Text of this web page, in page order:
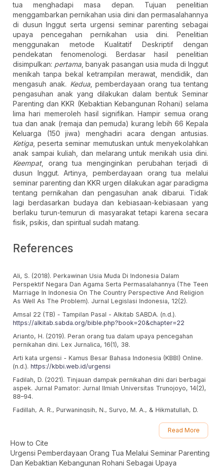
tua menghadapi masa depan. Tujuan penelitian
menggambarkan pernikahan usia dini dan permasalahannya
di dusun Inggut serta urgensi seminar parenting sebagai
upaya pencegahan pernikahan usia dini. Penelitian
menggunakan metode Kualitatif Deskriptif dengan
pendekatan fenomenologi. Berdasar hasil penelitian
disimpulkan: pertama , banyak pasangan usia muda di Inggut
menikah tanpa bekal ketrampilan merawat, mendidik, dan
mengasuh anak. Kedua, pemberdayaan orang tua tentang
pengasuhan anak yang dilakukan dalam bentuk Seminar
Parenting dan KKR (Kebaktian Kebangunan Rohani) selama
lima hari memeroleh hasil signifikan. Hampir semua orang
tua dan anak (remaja dan pemuda) kurang lebih 66 Kepala
Keluarga (150 jiwa) menghadiri acara dengan antusias.
Ketiga , peserta seminar memutuskan untuk menyekolahkan
anak sampai kuliah, dan melarang untuk menikah usia dini.
Keempat, orang tua menginginkan perubahan terjadi di
dusun Inggut. Artinya, pemberdayaan orang tua melalui
seminar parenting dan KKR urgen dilakukan agar paradigma
tentang pernikahan dan pengasuhan anak dibarui. Tidak
lagi berdasarkan budaya dan kebiasaan-kebiasaan yang
berlaku turun-temurun di masyarakat tetapi karena secara
fisik, psikis, dan spiritual sudah matang.
References
Ali, S. (2018). Perkawinan Usia Muda Di Indonesia Dalam
Perspektif Negara Dan Agama Serta Permasalahannya (The Teen
Marriage In Indonesia On The Country Perspective And Religion
As Well As The Problem). Jurnal Legislasi Indonesia, 12(2).
Amsal 22 (TB) - Tampilan Pasal - Alkitab SABDA. (n.d.).
https://alkitab.sabda.org/bible.php?book=20&chapter=22
Arianto, H. (2019). Peran orang tua dalam upaya pencegahan
pernikahan dini. Lex Jurnalica, 16(1), 38.
Arti kata urgensi - Kamus Besar Bahasa Indonesia (KBBI) Online.
(n.d.). https://kbbi.web.id/urgensi
Fadilah, D. (2021). Tinjauan dampak pernikahan dini dari berbagai
aspek. Jurnal Pamator: Jurnal Ilmiah Universitas Trunojoyo, 14(2),
88–94.
Fadillah, A. R., Purwaningsih, N., Suryo, M. A., & Hikmatullah, D.
Pemberdayaan Anak Di Pedesaan. Prosiding Seminar Nasional
Ira Kristina. (2023). Komnas Perempuan RI gencarkan sosialisasi
pencegahan perkawinan anak. Antara: Kantor Berita Indonesia.
Read More
Article
Details
How to Cite
Urgensi Pemberdayaan Orang Tua Melalui Seminar Parenting
Dan Kebaktian Kebangunan Rohani Sebagai Upaya